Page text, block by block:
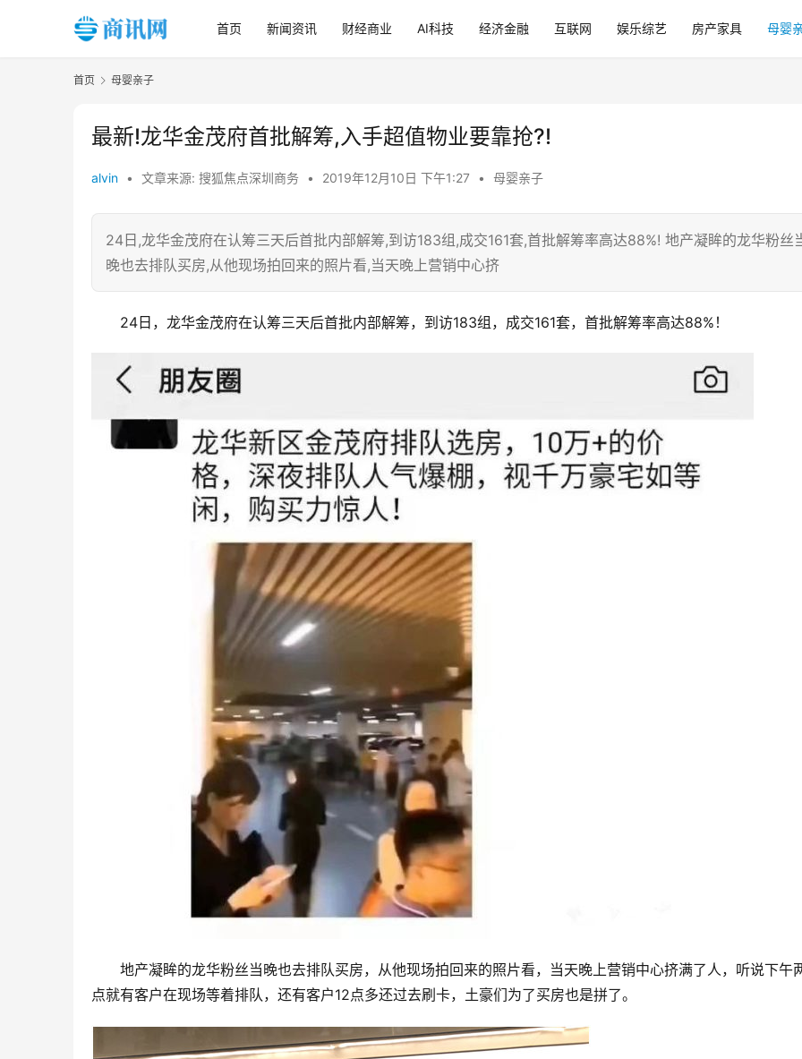
首页 新闻资讯 财经商业 AI科技 经济金融 互联网 娱乐综艺 房产家具 母婴
首页 母婴亲子
最新!龙华金茂府首批解筹,入手超值物业要靠抢?!
alvin • 文章来源: 搜狐焦点深圳商务 • 2019年12月10日 下午1:27 • 母婴亲子
24日,龙华金茂府在认筹三天后首批内部解筹,到访183组,成交161套,首批解筹率高达88%! 地产凝眸的龙华粉丝
晚也去排队买房,从他现场拍回来的照片看,当天晚上营销中心挤
24日，龙华金茂府在认筹三天后首批内部解筹，到访183组，成交161套，首批解筹率高达88%！
地产凝眸的龙华粉丝当晚也去排队买房，从他现场拍回来的照片看，当天晚上营销中心挤满了人，听说下午
点就有客户在现场等着排队，还有客户12点多还过去刷卡，土豪们为了买房也是拼了。